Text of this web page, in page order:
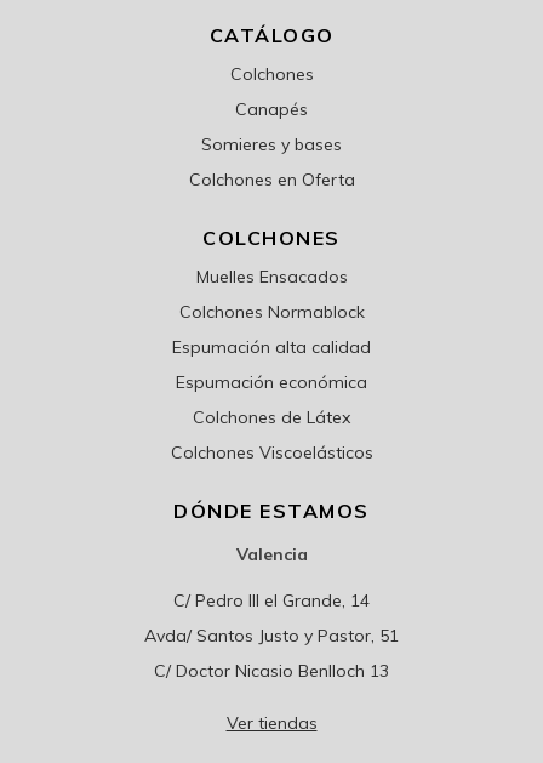
CATÁLOGO
Colchones
Canapés
Somieres y bases
Colchones en Oferta
COLCHONES
Muelles Ensacados
Colchones Normablock
Espumación alta calidad
Espumación económica
Colchones de Látex
Colchones Viscoelásticos
DÓNDE ESTAMOS
Valencia
C/ Pedro III el Grande, 14
Avda/ Santos Justo y Pastor, 51
C/ Doctor Nicasio Benlloch 13
Ver tiendas